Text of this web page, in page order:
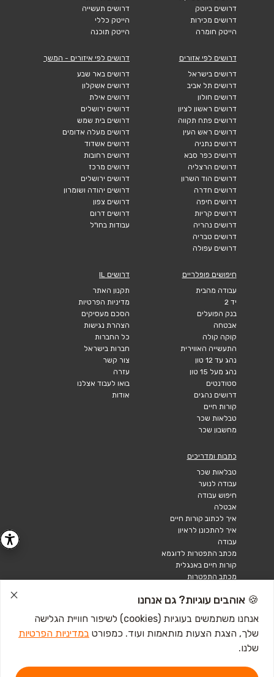
דרושים ביוטק
דרושים מכירות
הייטק חומרה
דרושים תעשייה
הייטק כללי
הייטק תוכנה
דרושים לפי אזורים
דרושים בישראל
דרושים תל אביב
דרושים חולון
דרושים ראשון לציון
דרושים פתח תקווה
דרושים ראש העין
דרושים נתניה
דרושים כפר סבא
דרושים הרצליה
דרושים הוד השרון
דרושים חדרה
דרושים חיפה
דרושים קריות
דרושים נהריה
דרושים טבריה
דרושים עפולה
דרושים לפי איזורים - המשך
דרושים באר שבע
דרושים אשקלון
דרושים אילת
דרושים ירושלים
דרושים בית שמש
דרושים מעלה אדומים
דרושים אשדוד
דרושים רחובות
דרושים מרכז
דרושים ירושלים
דרושים יהודה ושומרון
דרושים צפון
דרושים דרום
עבודות בחו"ל
חיפושים פופלריים
עבודה מהבית
יד 2
בנק הפועלים
אבטחה
קוקה קולה
התעשייה האווירית
נהג עד 12 טון
נהג מעל 15 טון
סטודנטים
דרושים נהגים
קורות חיים
טבלאות שכר
מחשבון שכר
דרושים IL
תקנון האתר
מדיניות הפרטיות
הסכם מעסיקים
הצהרת נגישות
כל החברות
חברות בישראל
צור קשר
עזרה
בואו לעבוד אצלנו
אודות
כתבות ומדריכים
טבלאות שכר
עבודה לנוער
חיפוש עבודה
אבטלה
איך לכתוב קורות חיים
איך להתכונן לראיון
עבודה
מכתב התפטרות לדוגמא
קורות חיים באנגלית
מכתב התפטרות
🍪 אוהבים עוגיות? גם אנחנו
אנחנו משתמשים בעוגיות (cookies) לשיפור חוויית הגלישה
שלך, הצגת הצעות מותאמות ועוד. כמפורט במדיניות הפרטיות
שלנו.